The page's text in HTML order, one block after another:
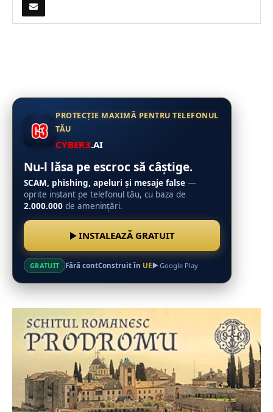
PROTECȚIE MAXIMĂ PENTRU TELEFONUL
TĂU
CYBER3.AI
Nu-l lăsa pe escroc să câștige.
SCAM, phishing, apeluri și mesaje false —
oprite instant pe telefonul tău, cu baza de
2.000.000 de amenințări.
INSTALEAZĂ GRATUIT
GRATUIT Fără contConstruit în UE Google Play